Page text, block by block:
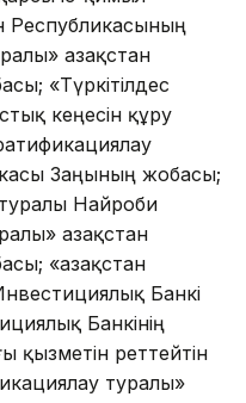
Республикасының
Қазақстан
«Түркітілдес
кеңесін құру
Заңының жобасы;
Найроби
Қазақстан
«Қазақстан
Банкі
Банкінің
қызметін реттейтін
туралы»